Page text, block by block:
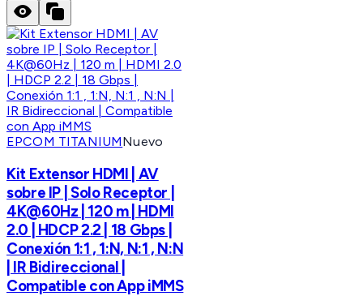
EPCOM TITANIUMNuevo
Kit Extensor HDMI | AV
sobre IP | Solo Receptor |
4K@60Hz | 120 m | HDMI
2.0 | HDCP 2.2 | 18 Gbps |
Conexión 1:1 , 1:N, N:1 , N:N
| IR Bidireccional |
Compatible con App iMMS